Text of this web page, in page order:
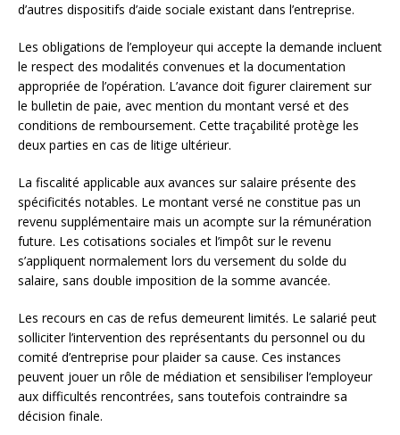
d’autres dispositifs d’aide sociale existant dans l’entreprise.
Les obligations de l’employeur qui accepte la demande incluent
le respect des modalités convenues et la documentation
appropriée de l’opération. L’avance doit figurer clairement sur
le bulletin de paie, avec mention du montant versé et des
conditions de remboursement. Cette traçabilité protège les
deux parties en cas de litige ultérieur.
La fiscalité applicable aux avances sur salaire présente des
spécificités notables. Le montant versé ne constitue pas un
revenu supplémentaire mais un acompte sur la rémunération
future. Les cotisations sociales et l’impôt sur le revenu
s’appliquent normalement lors du versement du solde du
salaire, sans double imposition de la somme avancée.
Les recours en cas de refus demeurent limités. Le salarié peut
solliciter l’intervention des représentants du personnel ou du
comité d’entreprise pour plaider sa cause. Ces instances
peuvent jouer un rôle de médiation et sensibiliser l’employeur
aux difficultés rencontrées, sans toutefois contraindre sa
décision finale.